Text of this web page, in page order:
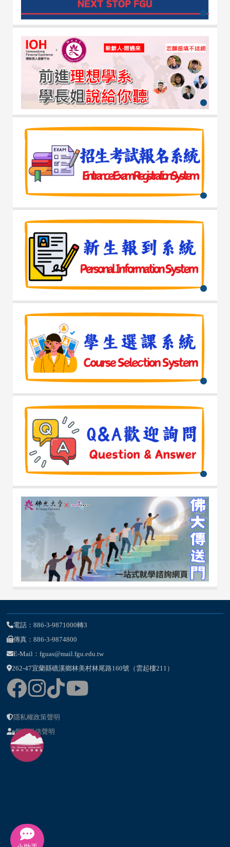
電話：886-3-9871000轉3
傳真：886-3-9874800
E-Mail：fguas@mail.fgu.edu.tw
262-47宜蘭縣礁溪鄉林美村林尾路160號（雲起樓211）
隱私權政策聲明
個資提供聲明